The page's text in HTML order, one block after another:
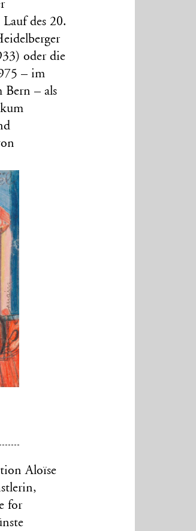
des 20.
oder die
– im
– als
Aloïse
for